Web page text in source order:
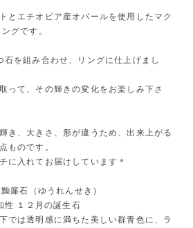
とエチオピア産オパールを使用したマク
グです。
を組み合わせ、リングに仕上げまし
って、その輝きの変化をお楽しみ下さ
き、大きさ、形が違うため、出来上がる
ものです。
に入れてお届けしています＊
簾石（ゆうれんせき）
性 １２月の誕生石
では透明感に満ちた美しい群青色に、ラ